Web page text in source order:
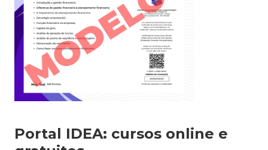
Portal IDEA: cursos online e